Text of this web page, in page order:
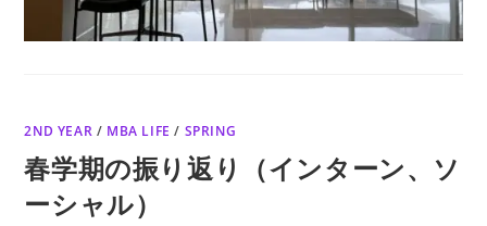
2ND YEAR / MBA LIFE / SPRING
春学期の振り返り（インターン、ソ
ーシャル）